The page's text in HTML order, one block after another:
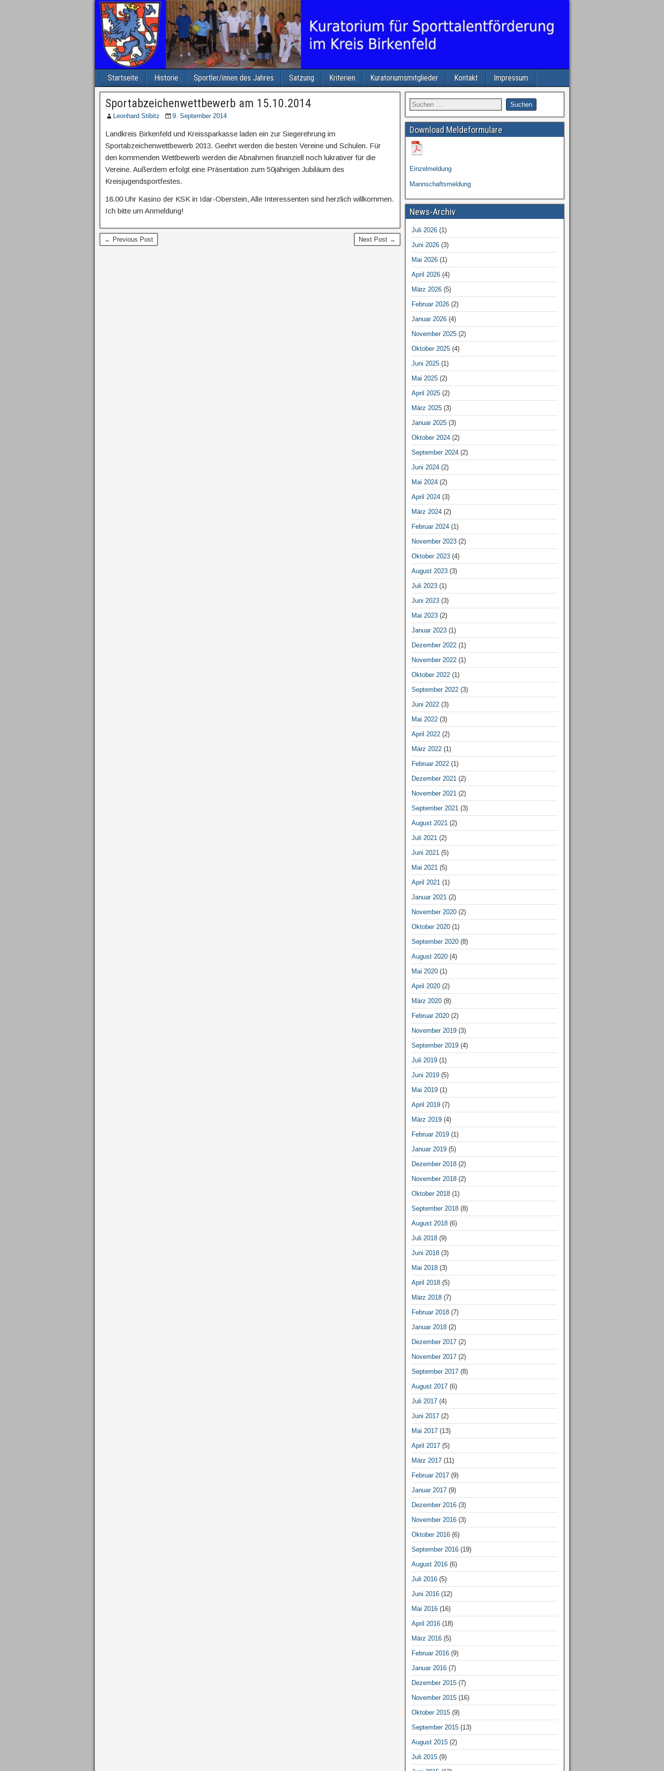
Startseite Historie Sportler/innen des Jahres Satzung Kriterien Kuratoriumsmitglieder Kontakt Impressum
Sportabzeichenwettbewerb am 15.10.2014
Leonhard Stibitz 9. September 2014
Landkreis Birkenfeld und Kreissparkasse laden ein zur Siegerehrung im
Sportabzeichenwettbewerb 2013. Geehrt werden die besten Vereine und Schulen. Für
den kommenden Wettbewerb werden die Abnahmen finanziell noch lukrativer für die
Vereine. Außerdem erfolgt eine Präsentation zum 50jährigen Jubiläum des
Kreisjugendsportfestes.
18.00 Uhr Kasino der KSK in Idar-Oberstein, Alle Interessenten sind herzlich willkommen.
Ich bitte um Anmeldung!
← Previous Post Next Post →
Download Meldeformulare
Einzelmeldung
Mannschaftsmeldung
News-Archiv
Juli 2026(1)
Juni 2026(3)
Mai 2026(1)
April 2026(4)
März 2026(5)
Februar 2026(2)
Januar 2026(4)
November 2025(2)
Oktober 2025(4)
Juni 2025(1)
Mai 2025(2)
April 2025(2)
März 2025(3)
Januar 2025(3)
Oktober 2024(2)
September 2024(2)
Juni 2024(2)
Mai 2024(2)
April 2024(3)
März 2024(2)
Februar 2024(1)
November 2023(2)
Oktober 2023(4)
August 2023(3)
Juli 2023(1)
Juni 2023(3)
Mai 2023(2)
Januar 2023(1)
Dezember 2022(1)
November 2022(1)
Oktober 2022(1)
September 2022(3)
Juni 2022(3)
Mai 2022(3)
April 2022(2)
März 2022(1)
Februar 2022(1)
Dezember 2021(2)
November 2021(2)
September 2021(3)
August 2021(2)
Juli 2021(2)
Juni 2021(5)
Mai 2021(5)
April 2021(1)
Januar 2021(2)
November 2020(2)
Oktober 2020(1)
September 2020(8)
August 2020(4)
Mai 2020(1)
April 2020(2)
März 2020(8)
Februar 2020(2)
November 2019(3)
September 2019(4)
Juli 2019(1)
Juni 2019(5)
Mai 2019(1)
April 2019(7)
März 2019(4)
Februar 2019(1)
Januar 2019(5)
Dezember 2018(2)
November 2018(2)
Oktober 2018(1)
September 2018(8)
August 2018(6)
Juli 2018(9)
Juni 2018(3)
Mai 2018(3)
April 2018(5)
März 2018(7)
Februar 2018(7)
Januar 2018(2)
Dezember 2017(2)
November 2017(2)
September 2017(8)
August 2017(6)
Juli 2017(4)
Juni 2017(2)
Mai 2017(13)
April 2017(5)
März 2017(11)
Februar 2017(9)
Januar 2017(9)
Dezember 2016(3)
November 2016(3)
Oktober 2016(6)
September 2016(19)
August 2016(6)
Juli 2016(5)
Juni 2016(12)
Mai 2016(16)
April 2016(18)
März 2016(5)
Februar 2016(9)
Januar 2016(7)
Dezember 2015(7)
November 2015(16)
Oktober 2015(9)
September 2015(13)
August 2015(2)
Juli 2015(9)